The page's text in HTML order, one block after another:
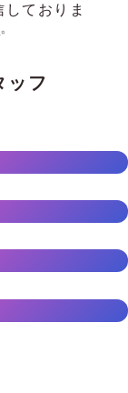
ておりま
ッフ